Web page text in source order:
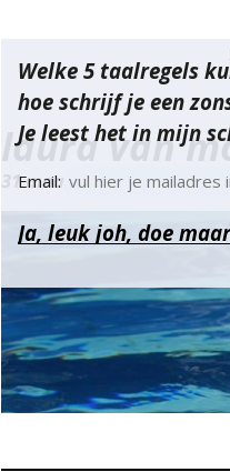
Welke 5 taalregels
hoe schrijf je een
Je leest het in mijn
Email:
Bericht
navigatie
laura van
31 maart 2014